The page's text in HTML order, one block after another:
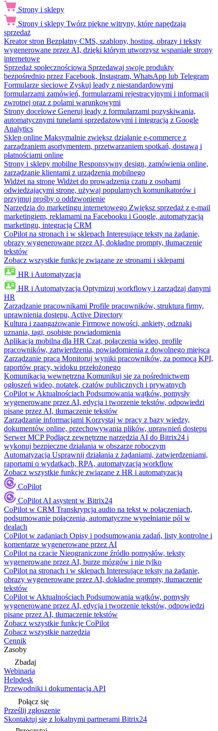
Strony i sklepy
Strony i sklepy Twórz piękne witryny, które napędzają
sprzedaż
Kreator stron Bezpłatny CMS, szablony, hosting, obrazy i teksty
wygenerowane przez AI, dzięki którym utworzysz wspaniałe strony
internetowe
Sprzedaż społecznościowa Sprzedawaj swoje produkty
bezpośrednio przez Facebook, Instagram, WhatsApp lub Telegram
Formularze sieciowe Zyskuj leady z niestandardowymi
formularzami zamówień, formularzami rejestracyjnymi i informacji
zwrotnej oraz z polami warunkowymi
Strony docelowe Generuj leady z formularzami pozyskiwania,
automatycznymi tunelami sprzedażowymi i integracją z Google
Analytics
Sklep online Maksymalnie zwiększ działanie e-commerce z
zarządzaniem asortymentem, przetwarzaniem spotkań, dostawą i
płatnościami online
Strony i sklepy mobilne Responsywny design, zamówienia online,
zarządzanie klientami z urządzenia mobilnego
Widżet na stronę Widżet do prowadzenia czatu z osobami
odwiedzającymi stronę, używaj popularnych komunikatorów i
przyjmuj prośby o oddzwonienie
Narzędzia do marketingu internetowego Zwiększ sprzedaż z e-mail
marketingiem, reklamami na Facebooku i Google, automatyzacją
marketingu, integracją CRM
CoPilot na stronach i w sklepach Interesujące teksty na żądanie,
obrazy wygenerowane przez AI, dokładne prompty, tłumaczenie
tekstów
Zobacz wszystkie funkcje związane ze stronami i sklepami
HR i Automatyzacja
HR i Automatyzacja Optymizuj workflowy i zarządzaj danymi
HR
Zarządzanie pracownikami Profile pracowników, struktura firmy,
uprawnienia dostępu, Active Directory
Kultura i zaangażowanie Firmowe nowości, ankiety, odznaki
uznania, tagi, osobiste powiadomienia
Aplikacja mobilna dla HR Czat, połączenia wideo, profile
pracowników, zatwierdzenia, powiadomienia z dowolnego miejsca
Zarządzanie pracą Monitoruj wyniki pracowników, za pomocą KPI,
raportów pracy, widoku przełożonego
Komunikacja wewnętrzna Komunikuj się za pośrednictwem
ogłoszeń wideo, notatek, czatów publicznych i prywatnych
CoPilot w Aktualnościach Podsumowania wątków, pomysły
wygenerowane przez AI, edycja i tworzenie tekstów, odpowiedzi
pisane przez AI, tłumaczenie tekstów
Zarządzanie informacjami Korzystaj w pracy z bazy wiedzy,
dokumentów online, przechowywania plików, uprawnień dostępu
Serwer MCP Podłącz zewnętrzne narzędzia AI do Bitrix24 i
wykonuj bezpieczne działania w obszarze roboczym
Automatyzacja Usprawnij działania z żądaniami, zatwierdzeniami,
raportami o wydatkach, RPA, automatyzacją workflow
Zobacz wszystkie funkcje związane z HR i automatyzacją
CoPilot
CoPilot AI asystent w Bitrix24
CoPilot w CRM Transkrypcja audio na tekst w połączeniach,
podsumowanie połączenia, automatyczne wypełnianie pól w
dealach
CoPilot w zadaniach Opisy i podsumowania zadań, listy kontrolne i
komentarze wygenerowane przez AI
CoPilot na czacie Nieograniczone źródło pomysłów, teksty
wygenerowane przez AI, burze mózgów i nie tylko
CoPilot na stronach i w sklepach Interesujące teksty na żądanie,
obrazy wygenerowane przez AI, dokładne prompty, tłumaczenie
tekstów
CoPilot w Aktualnościach Podsumowania wątków, pomysły
wygenerowane przez AI, edycja i tworzenie tekstów, odpowiedzi
pisane przez AI, tłumaczenie tekstów
Zobacz wszystkie funkcje CoPilot
Zobacz wszystkie narzędzia
Cennik
Zasoby
Zbadaj
Webinaria
Helpdesk
Przewodniki i dokumentacja API
Połącz się
Prześlij zgłoszenie
Skontaktuj się z lokalnymi partnerami Bitrix24